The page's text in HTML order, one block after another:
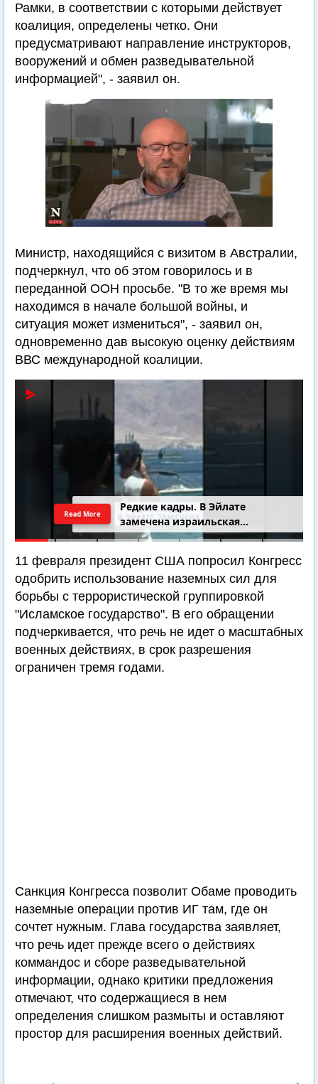
Рамки, в соответствии с которыми действует
коалиция, определены четко. Они
предусматривают направление инструкторов,
вооружений и обмен разведывательной
информацией", - заявил он.
Министр, находящийся с визитом в Австралии,
подчеркнул, что об этом говорилось и в
переданной ООН просьбе. "В то же время мы
находимся в начале большой войны, и
ситуация может измениться", - заявил он,
одновременно дав высокую оценку действиям
ВВС международной коалиции.
Редкие кадры. В Эйлате
замечена израильская
подводная лодка
Read More
11 февраля президент США попросил Конгресс
одобрить использование наземных сил для
борьбы с террористической группировкой
"Исламское государство". В его обращении
подчеркивается, что речь не идет о масштабных
военных действиях, в срок разрешения
ограничен тремя годами.
Санкция Конгресса позволит Обаме проводить
наземные операции против ИГ там, где он
сочтет нужным. Глава государства заявляет,
что речь идет прежде всего о действиях
коммандос и сборе разведывательной
информации, однако критики предложения
отмечают, что содержащиеся в нем
определения слишком размыты и оставляют
простор для расширения военных действий.